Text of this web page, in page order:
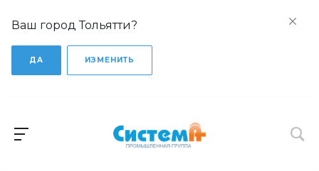
Ваш город Тольятти?
ДА ИЗМЕНИТЬ